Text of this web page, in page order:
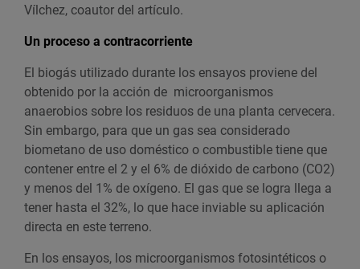
Vílchez, coautor del artículo.
Un proceso a contracorriente
El biogás utilizado durante los ensayos proviene del
obtenido por la acción de microorganismos
anaerobios sobre los residuos de una planta cervecera.
Sin embargo, para que un gas sea considerado
biometano de uso doméstico o combustible tiene que
contener entre el 2 y el 6% de dióxido de carbono (CO2)
y menos del 1% de oxígeno. El gas que se logra llega a
tener hasta el 32%, lo que hace inviable su aplicación
directa en este terreno.
En los ensayos, los microorganismos fotosintéticos o